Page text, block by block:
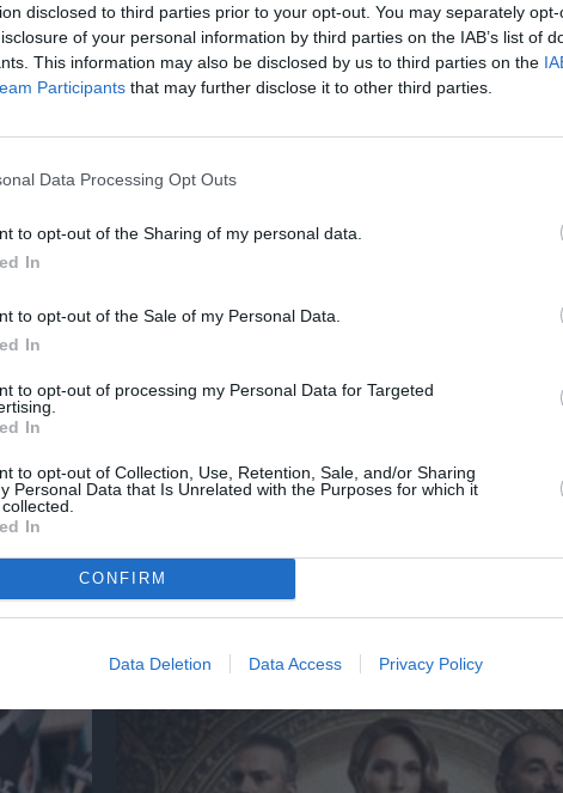
disclosed to third parties prior to your opt-out. You may separately
of your personal information by third parties on the IAB’s list of
This information may also be disclosed by us to third parties on the
Participants that may further disclose it to other third parties.
Data Processing Opt Outs
to opt-out of the Sharing of my personal data.
In
to opt-out of the Sale of my Personal Data.
In
to opt-out of processing my Personal Data for Targeted
In
to opt-out of Collection, Use, Retention, Sale, and/or Sharing
Personal Data that Is Unrelated with the Purposes for which it
In
CONFIRM
Data Deletion Data Access Privacy Policy
Έκθεση Βιβλίου 2026 στο Ναύπλιο
Σπύρος Κακατσάκης – Ανακρίνοντας το
Παρουσίαση του βιβλίου στα Public